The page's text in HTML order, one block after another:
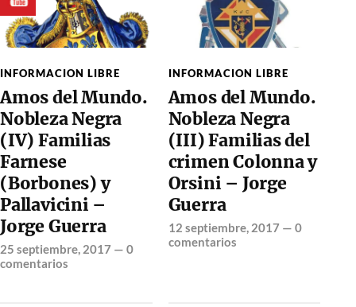
INFORMACION LIBRE
Amos del Mundo.
Nobleza Negra
(IV) Familias
Farnese
(Borbones) y
Pallavicini –
Jorge Guerra
25 septiembre, 2017 — 0
comentarios
INFORMACION LIBRE
Amos del Mundo.
Nobleza Negra
(III) Familias del
crimen Colonna y
Orsini – Jorge
Guerra
12 septiembre, 2017— 0
comentarios